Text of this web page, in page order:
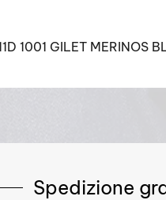
1001 GILET
Spedizione